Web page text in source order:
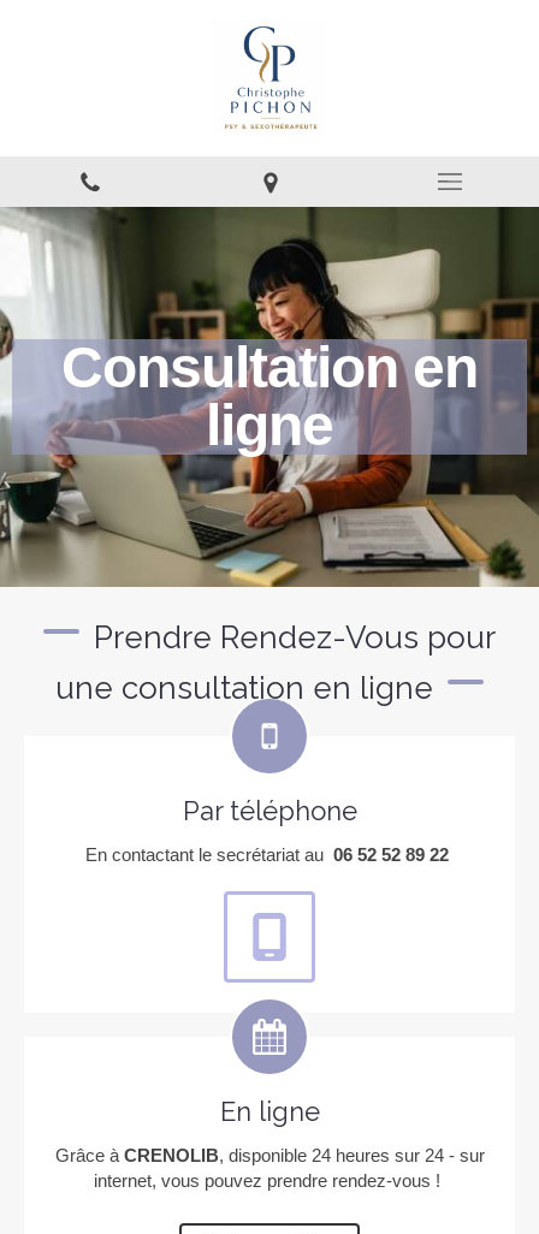
Consultation en
ligne
Prendre Rendez-Vous pour
une consultation en ligne
Par téléphone
En contactant le secrétariat au 06 52 52 89 22
En ligne
Grâce à CRENOLIB, disponible 24 heures sur 24 - sur
internet, vous pouvez prendre rendez-vous !